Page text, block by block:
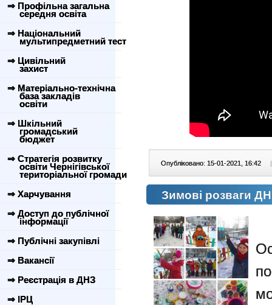
⇒ Профільна загальна
середня освіта
⇒ Національний
мультипредметний тест
⇒ Цивільний
захист
⇒ Матеріально-технічна
база закладів
освіти
⇒ Шкільний
громадський
бюджет
⇒ Стратегія розвитку
освіти Чернігівської
територіальної громади
⇒ Харчування
⇒ Доступ до публічної
інформації
⇒ Публічні закупівлі
⇒ Вакансії
⇒ Реєстрація в ДНЗ
⇒ ІРЦ
Опубліковано: 15-01-2021, 16:42 |
Зимові розваги